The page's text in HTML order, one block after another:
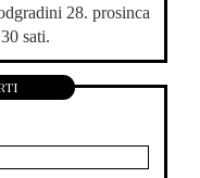
28. prosinca
sati.